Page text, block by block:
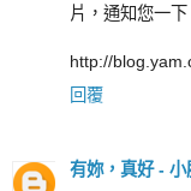
片，通知您一
http://
回覆
有妳，真好 - 小